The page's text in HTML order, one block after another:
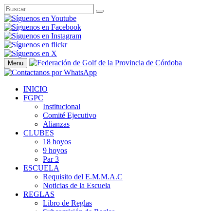
Menu
INICIO
FGPC
Institucional
Comité Ejecutivo
Alianzas
CLUBES
18 hoyos
9 hoyos
Par 3
ESCUELA
Requisito del E.M.M.A.C
Noticias de la Escuela
REGLAS
Libro de Reglas